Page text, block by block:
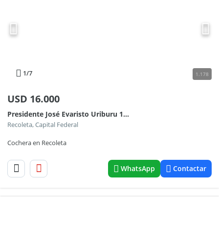
1/7 1.178
USD 16.000
Presidente José Evaristo Uriburu 1200
Recoleta, Capital Federal
Cochera en Recoleta
WhatsApp Contactar